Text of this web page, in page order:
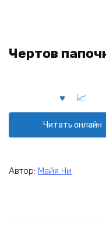
Чертов
Читать онлайн
Автор: Майя Чи